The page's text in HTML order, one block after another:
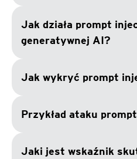
Jak działa prompt
generatywnej AI?
Jak wykryć prompt
Przykład ataku
Jaki jest wskaźnik